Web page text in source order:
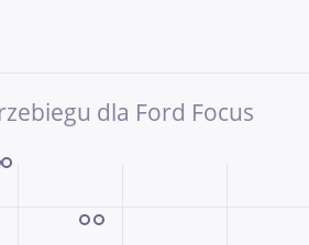
Od ponad 30 lat
AUTO, wybierasz sprawdzoną
od ręki. Każdy pojazd przechodzi
dla Ford Focus